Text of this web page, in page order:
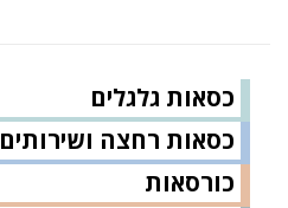
כסאות גלגלים
כסאות רחצה ושירותים
כורסאות